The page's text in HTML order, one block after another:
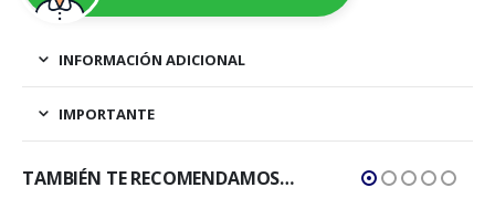
INFORMACIÓN ADICIONAL
IMPORTANTE
TAMBIÉN TE RECOMENDAMOS…